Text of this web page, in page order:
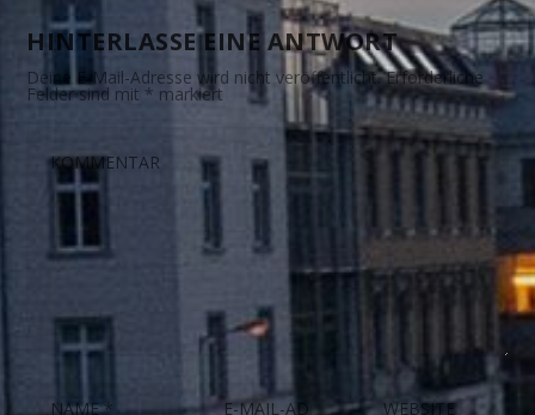
HINTERLASSE EINE ANTWORT
Deine E-Mail-Adresse wird nicht veröffentlicht. Erforderliche
Felder sind mit * markiert